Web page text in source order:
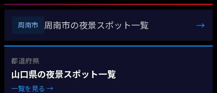
周南市 周南市の夜景スポット一覧 →
都道府県
山口県の夜景スポット一覧
一覧を見る →